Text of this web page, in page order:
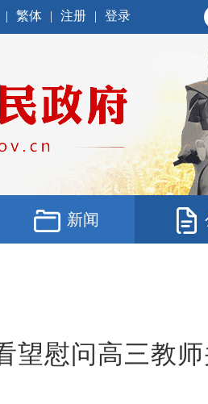
| 繁体 | 注册 | 登录
新闻
望慰问高三教